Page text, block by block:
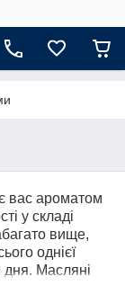
вас ароматом
у складі
вище,
однієї
дня. Масляні